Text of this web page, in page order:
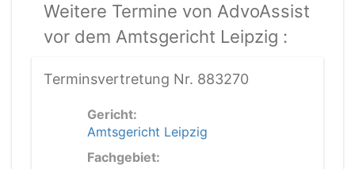
Weitere Termine von AdvoAssist
vor dem Amtsgericht Leipzig :
Terminsvertretung Nr. 883270
Gericht:
Amtsgericht Leipzig
Fachgebiet: